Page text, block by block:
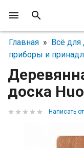
Главная » Всё для
приборы и
доска
Написать